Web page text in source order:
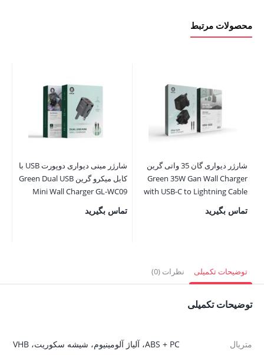
محصولات مرتبط
شارژر دیواری گان 35 واتی گرین
Green 35W Gan Wall Charger
with USB-C to Lightning Cable
تماس بگیرید
شارژر مینی دیواری دوپورت USB با
کابل میکرو گرین Green Dual USB
Mini Wall Charger GL-WC09
تماس بگیرید
توضیحات تکمیلی نظرات (0)
توضیحات تکمیلی
متریال ABS + PC، آلیاژ آلومینیوم، شیشه سکوریت، VHB